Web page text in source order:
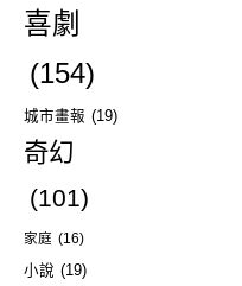
喜劇
(154)
城市畫報 (19)
奇幻
(101)
家庭 (16)
小說 (19)